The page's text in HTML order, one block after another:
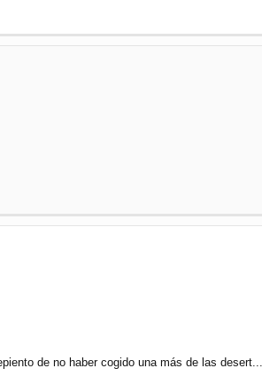
de no haber cogido una más de las